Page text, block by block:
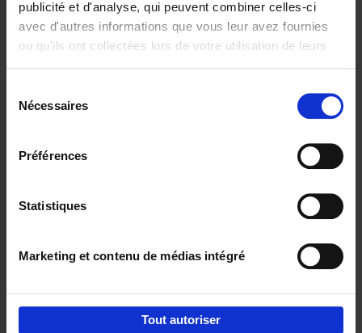
publicité et d'analyse, qui peuvent combiner celles-ci
avec d'autres informations que vous leur avez fournies
ou qu'ils ont collectées lors de votre utilisation de leurs
Nécessaires
Préférences
Statistiques
Marketing et contenu de médias intégré
Tout autoriser
Digital marketing like a PRO -
completely revised edition (EN)